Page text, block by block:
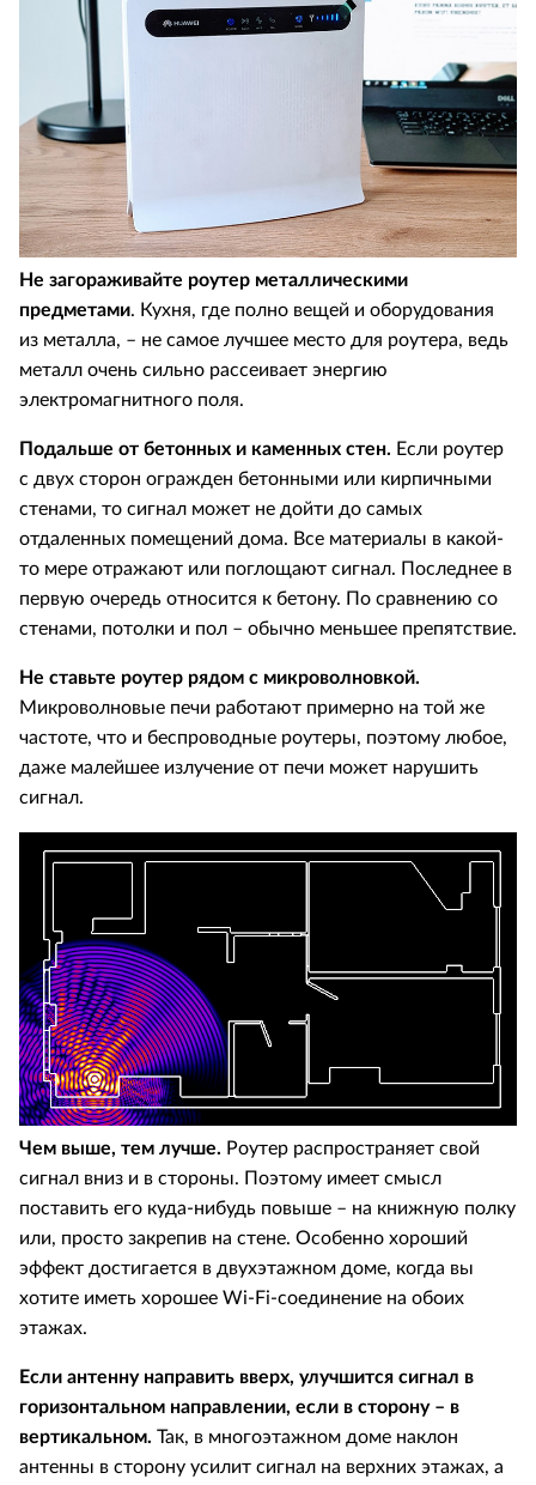
Не загораживайте роутер металлическими
предметами. Кухня, где полно вещей и оборудования
из металла, – не самое лучшее место для роутера, ведь
металл очень сильно рассеивает энергию
электромагнитного поля.
Подальше от бетонных и каменных стен. Если роутер
с двух сторон огражден бетонными или кирпичными
стенами, то сигнал может не дойти до самых
отдаленных помещений дома. Все материалы в какой-
то мере отражают или поглощают сигнал. Последнее в
первую очередь относится к бетону. По сравнению со
стенами, потолки и пол – обычно меньшее препятствие.
Не ставьте роутер рядом с микроволновкой.
Микроволновые печи работают примерно на той же
частоте, что и беспроводные роутеры, поэтому любое,
даже малейшее излучение от печи может нарушить
сигнал.
Чем выше, тем лучше. Роутер распространяет свой
сигнал вниз и в стороны. Поэтому имеет смысл
поставить его куда-нибудь повыше – на книжную полку
или, просто закрепив на стене. Особенно хороший
эффект достигается в двухэтажном доме, когда вы
хотите иметь хорошее Wi-Fi-соединение на обоих
этажах.
Если антенну направить вверх, улучшится сигнал в
горизонтальном направлении, если в сторону – в
вертикальном. Так, в многоэтажном доме наклон
антенны в сторону усилит сигнал на верхних этажах, а